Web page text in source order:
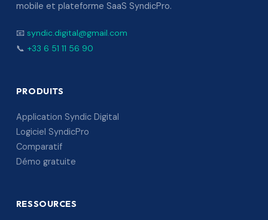
mobile et plateforme SaaS SyndicPro.
📧 syndic.digital@gmail.com
📞 +33 6 51 11 56 90
PRODUITS
Application Syndic Digital
Logiciel SyndicPro
Comparatif
Démo gratuite
RESSOURCES